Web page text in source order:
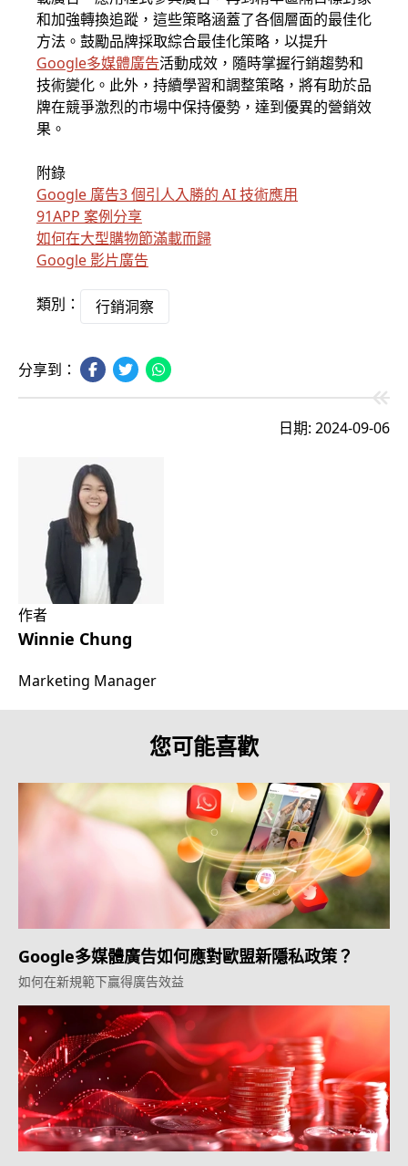
和加強轉換追蹤，這些策略涵蓋了各個層面的最佳化
方法。鼓勵品牌採取綜合最佳化策略，以提升
Google多媒體廣告活動成效，隨時掌握行銷趨勢和
技術變化。此外，持續學習和調整策略，將有助於品
牌在競爭激烈的市場中保持優勢，達到優異的營銷效
果。
附錄
Google 廣告3 個引人入勝的 AI 技術應用
91APP 案例分享
如何在大型購物節滿載而歸
Google 影片廣告
類別： 行銷洞察
分享到：
日期: 2024-09-06
作者
Winnie Chung
Marketing Manager
您可能喜歡
Google多媒體廣告如何應對歐盟新隱私政策？
如何在新規範下贏得廣告效益